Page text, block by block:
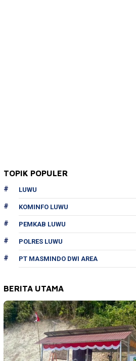
TOPIK POPULER
LUWU
KOMINFO LUWU
PEMKAB LUWU
POLRES LUWU
PT MASMINDO DWI AREA
BERITA UTAMA